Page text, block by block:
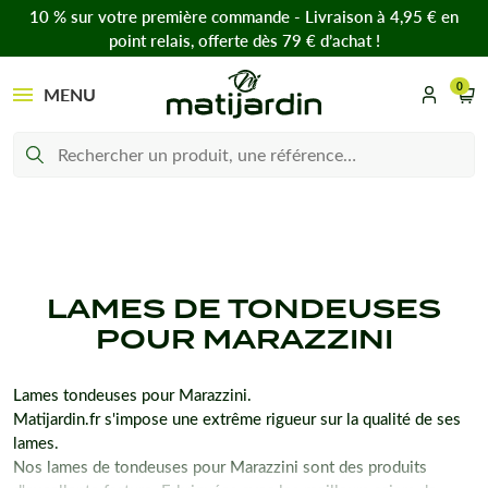
10 % sur votre première commande - Livraison à 4,95 € en
point relais, offerte dès 79 € d’achat !
MENU 0
LAMES DE TONDEUSES
POUR MARAZZINI
Lames tondeuses pour Marazzini.
Matijardin.fr s'impose une extrême rigueur sur la qualité de ses
lames.
Nos lames de tondeuses pour Marazzini sont des produits